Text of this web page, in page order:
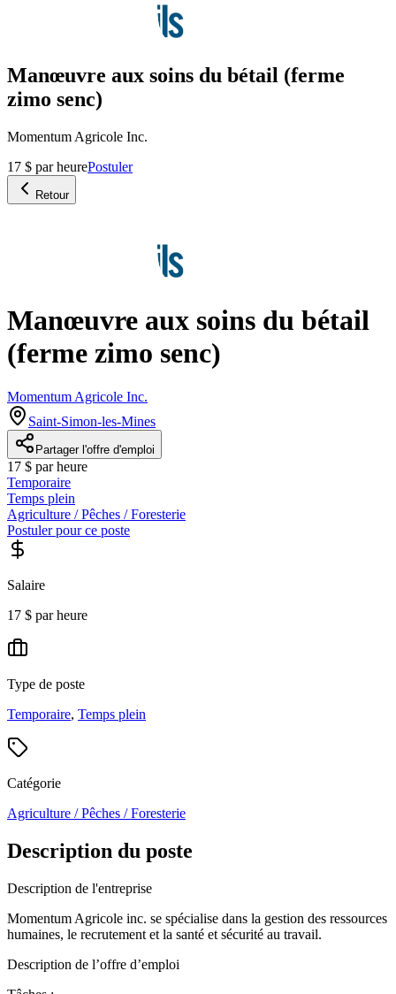
Manœuvre aux soins du bétail (ferme
zimo senc)
Momentum Agricole Inc.
17 $ par heurePostuler
Retour
Manœuvre aux soins du bétail
(ferme zimo senc)
Momentum Agricole Inc.
Saint-Simon-les-Mines
Partager l'offre d'emploi
17 $ par heure
Temporaire
Temps plein
Agriculture / Pêches / Foresterie
Postuler pour ce poste
Salaire
17 $ par heure
Type de poste
Temporaire, Temps plein
Catégorie
Agriculture / Pêches / Foresterie
Description du poste
Description de l'entreprise
Momentum Agricole inc. se spécialise dans la gestion des ressources
humaines, le recrutement et la santé et sécurité au travail.
Description de l’offre d’emploi